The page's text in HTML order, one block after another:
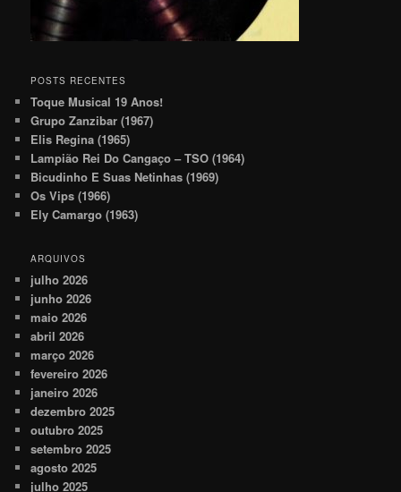
POSTS RECENTES
Toque Musical 19 Anos!
Grupo Zanzibar (1967)
Elis Regina (1965)
Lampião Rei Do Cangaço – TSO (1964)
Bicudinho E Suas Netinhas (1969)
Os Vips (1966)
Ely Camargo (1963)
ARQUIVOS
julho 2026
junho 2026
maio 2026
abril 2026
março 2026
fevereiro 2026
janeiro 2026
dezembro 2025
outubro 2025
setembro 2025
agosto 2025
julho 2025